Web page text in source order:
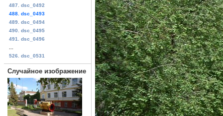
487. dsc_0492
488. dsc_0493
489. dsc_0494
490. dsc_0495
491. dsc_0496
526. dsc_0531
Случайное изображение